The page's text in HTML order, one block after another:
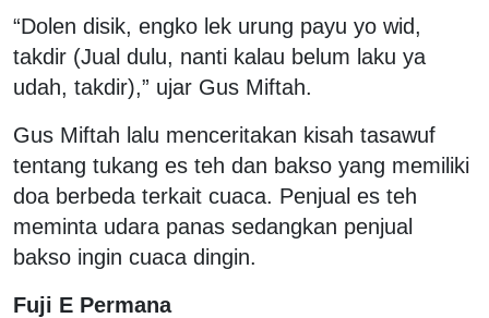
“Dolen disik, engko lek urung payu yo wid,
takdir (Jual dulu, nanti kalau belum laku ya
udah, takdir),” ujar Gus Miftah.
Gus Miftah lalu menceritakan kisah tasawuf
tentang tukang es teh dan bakso yang memiliki
doa berbeda terkait cuaca. Penjual es teh
meminta udara panas sedangkan penjual
bakso ingin cuaca dingin.
Fuji E Permana